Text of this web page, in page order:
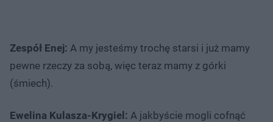
Zespół Enej: A my jesteśmy trochę starsi i już mamy
pewne rzeczy za sobą, więc teraz mamy z górki
(śmiech).
Ewelina Kulasza-Krygiel: A jakbyście mogli cofnąć